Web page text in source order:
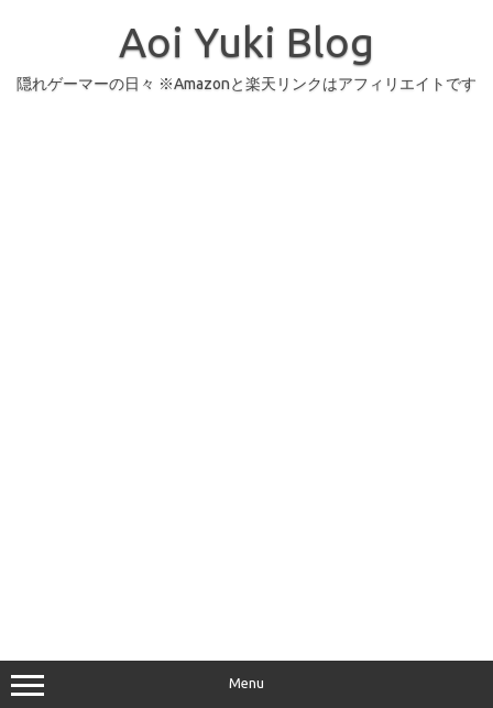
Aoi Yuki Blog
隠れゲーマーの日々 ※Amazonと楽天リンクはアフィリエイトです
Menu